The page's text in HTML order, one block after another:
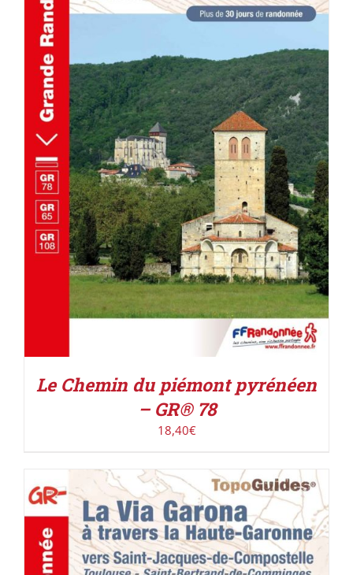
AJOUTER AU PANIER / DÉTAILS
Le Chemin du piémont pyrénéen
– GR® 78
18,40€